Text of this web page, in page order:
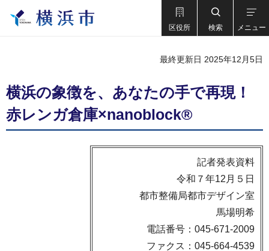
区役所 検索 メニュー
最終更新日 2025年12月5日
横浜の象徴を、あなたの手で再現！
赤レンガ倉庫×nanoblock®
記者発表資料
令和７年12月５日
都市整備局都市デザイン室
馬場明希
電話番号：045-671-2009
ファクス：045-664-4539